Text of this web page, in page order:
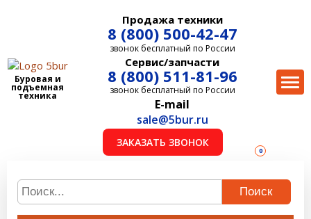
Буровая и
подъемная
техника
Продажа техники
8 (800) 500-42-47
звонок бесплатный по России
Сервис/запчасти
8 (800) 511-81-96
звонок бесплатный по России
E-mail
sale@5bur.ru
ЗАКАЗАТЬ ЗВОНОК
0
Поиск